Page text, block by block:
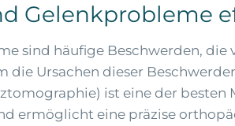
Gelenkprobleme
sind häufige Beschwerden,
die Ursachen dieser
ist eine der
ermöglicht eine präzise